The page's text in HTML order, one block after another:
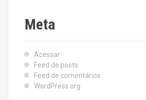
Meta
Acessar
Feed de posts
Feed de comentários
WordPress.org